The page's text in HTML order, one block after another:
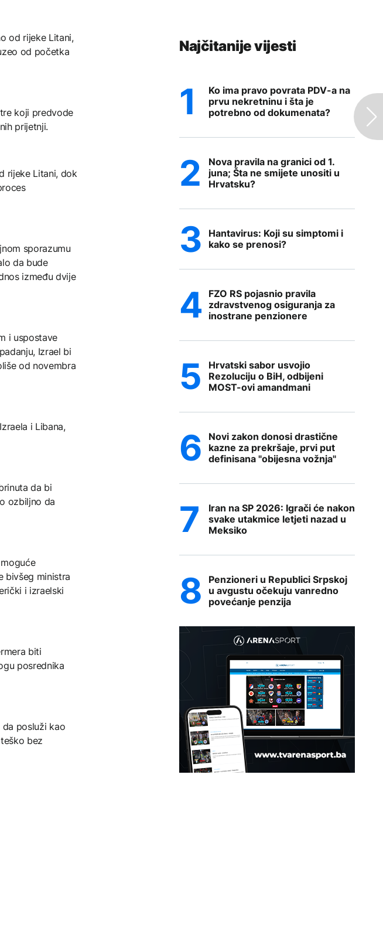
od rijeke Litani,
od početka
koji predvode
prijetnji.
rijeke Litani, dok
sporazumu
da bude
između dvije
i uspostave
Izrael bi
od novembra
i Libana,
da bi
ozbiljno da
bivšeg ministra
i izraelski
biti
posrednika
posluži kao
bez
Najčitanije vijesti
Ko ima pravo povrata PDV-a na
prvu nekretninu i šta je
potrebno od dokumenata?
Nova pravila na granici od 1.
juna; Šta ne smijete unositi u
Hrvatsku?
Hantavirus: Koji su simptomi i
kako se prenosi?
FZO RS pojasnio pravila
zdravstvenog osiguranja za
inostrane penzionere
Hrvatski sabor usvojio
Rezoluciju o BiH, odbijeni
MOST-ovi amandmani
Novi zakon donosi drastične
kazne za prekršaje, prvi put
definisana "obijesna vožnja"
Iran na SP 2026: Igrači će nakon
svake utakmice letjeti nazad u
Meksiko
Penzioneri u Republici Srpskoj
u avgustu očekuju vanredno
povećanje penzija